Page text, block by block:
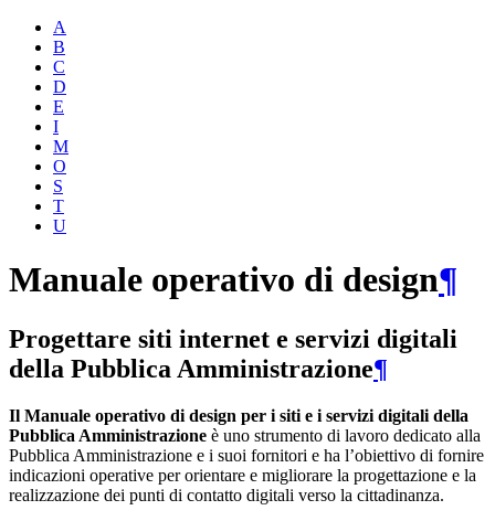
A
B
C
D
E
I
M
O
S
T
U
Manuale operativo di design¶
Progettare siti internet e servizi digitali
della Pubblica Amministrazione¶
Il Manuale operativo di design per i siti e i servizi digitali della
Pubblica Amministrazione è uno strumento di lavoro dedicato alla
Pubblica Amministrazione e i suoi fornitori e ha l’obiettivo di fornire
indicazioni operative per orientare e migliorare la progettazione e la
realizzazione dei punti di contatto digitali verso la cittadinanza.